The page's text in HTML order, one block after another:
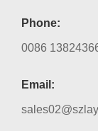
Phone:
0086
Email: